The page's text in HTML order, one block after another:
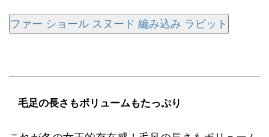
ファー ショール スヌード 編み込み ラビット
毛足の長さもボリュームもたっぷり